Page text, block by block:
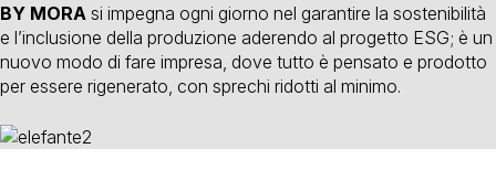
BY MORA si impegna ogni giorno nel garantire la sostenibilità
e l’inclusione della produzione aderendo al progetto ESG; è un
nuovo modo di fare impresa, dove tutto è pensato e prodotto
per essere rigenerato, con sprechi ridotti al minimo.